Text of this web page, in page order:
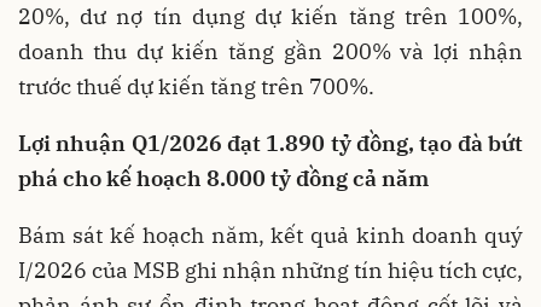
20%, dư nợ tín dụng dự kiến tăng trên 100%,
doanh thu dự kiến tăng gần 200% và lợi nhận
trước thuế dự kiến tăng trên 700%.
Lợi nhuận Q1/2026 đạt 1.890 tỷ đồng, tạo đà bứt
phá cho kế hoạch 8.000 tỷđồngcả năm
Bám sát kế hoạch năm, kết quả kinh doanh quý
I/2026 của MSB ghi nhận những tín hiệu tích cực,